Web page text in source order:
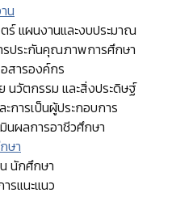
น
แผนงานและงบประมาณ
รประกันคุณภาพการศึกษา
สารองค์กร
นวัตกรรม และสิ่งประดิษฐ์
การเป็นผู้ประกอบการ
นผลการอาชีวศึกษา
ษา
นักศึกษา
รแนะแนว